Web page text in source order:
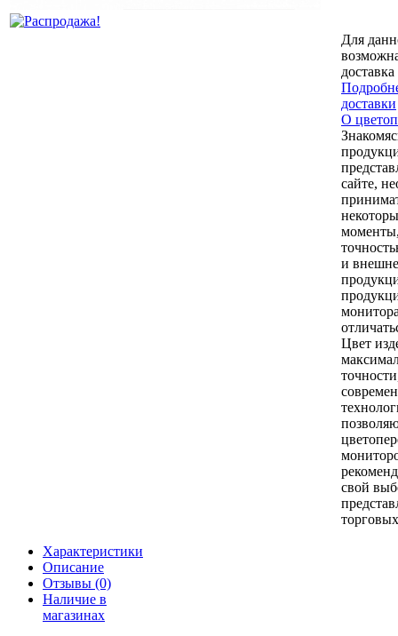
Для
доставка
доставки
О
сайте,
и
Цвет
свой
Характеристики
Описание
Отзывы (0)
Наличие в
магазинах